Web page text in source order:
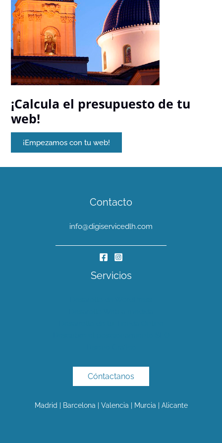
¡Calcula el presupuesto de tu
web!
¡Empezamos con tu web!
Contacto
info@digiservicedlh.com
Servicios
Cóntactanos
Madrid | Barcelona | Valencia | Murcia | Alicante